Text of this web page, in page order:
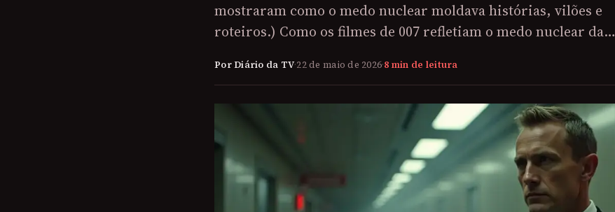
mostraram como o medo nuclear moldava histórias, vilões e
roteiros.) Como os filmes de 007 refletiam o medo nuclear da…
Por Diário da TV·22 de maio de 2026·8 min de leitura